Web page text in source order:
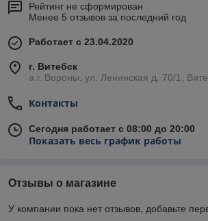
Рейтинг не сформирован
Менее 5 отзывов за последний год
Работает с 23.04.2020
г. Витебск
а.г. Вороны, ул. Ленинская д. 70/1,
Контакты
Сегодня работает с 08:00 до 20:00
Показать весь график работы
Отзывы о магазине
У компании пока нет отзывов, добавьте